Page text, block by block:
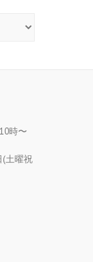
時〜
(土曜祝